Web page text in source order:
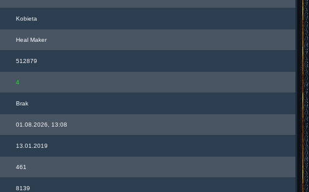
Kobieta
Heal Maker
512879
4
Brak
01.08.2026, 13:08
13.01.2019
461
8139